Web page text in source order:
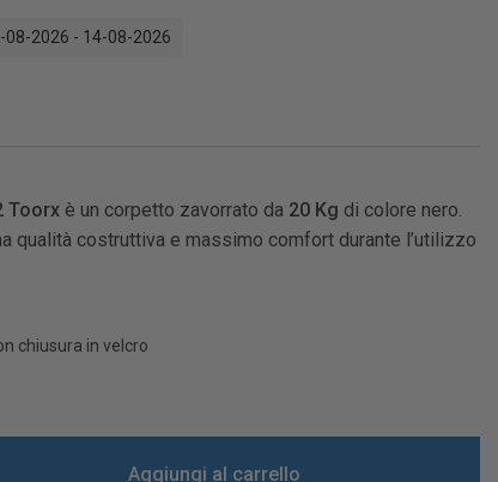
08-2026 - 14-08-2026
Toorx è un corpetto zavorrato da 20 Kg di colore nero.
qualità costruttiva e massimo comfort durante l’utilizzo
chiusura in velcro
Aggiungi al carrello